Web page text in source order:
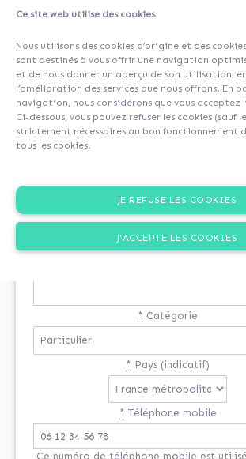
Ce site web utilise des cookies
Nous utilisons des cookies d’origine et des
sont destinés à vous offrir une navigation
et de nous donner un aperçu de son utilisation,
l’amélioration des services que nous offrons. En
navigation, nous considérons que vous acceptez
Ci-dessous, vous pouvez refuser les cookies (sauf
strictement nécessaires au bon fonctionnement
tous les cookies.
JE REFUSE LES COOKIES
J'ACCEPTE LES COOKIES
Si vous n'êtes pas encore
* Catégorie
* Pays (indicatif)
* Téléphone mobile
Ce numéro de téléphone mobile est